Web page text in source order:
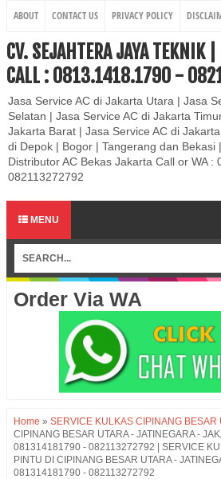
ABOUT CONTACT US PRIVACY POLICY
CV. SEJAHTERA JAYA TEKNIK |
CALL : 0813.1418.1790 -
Jasa Service AC di Jakarta Utara | Jasa
Selatan | Jasa Service AC di Jakarta
Jakarta Barat | Jasa Service AC di
di Depok | Bogor | Tangerang dan Bekasi
Distributor AC Bekas Jakarta Call or WA :
082113272792
MENU
Order Via WA
Home » SERVICE KULKAS CIPINANG BESAR
CIPINANG BESAR UTARA - JATINEGARA -
081314181790 - 082113272792 | SERVICE
PINTU DI CIPINANG BESAR UTARA -
081314181790 - 082113272792